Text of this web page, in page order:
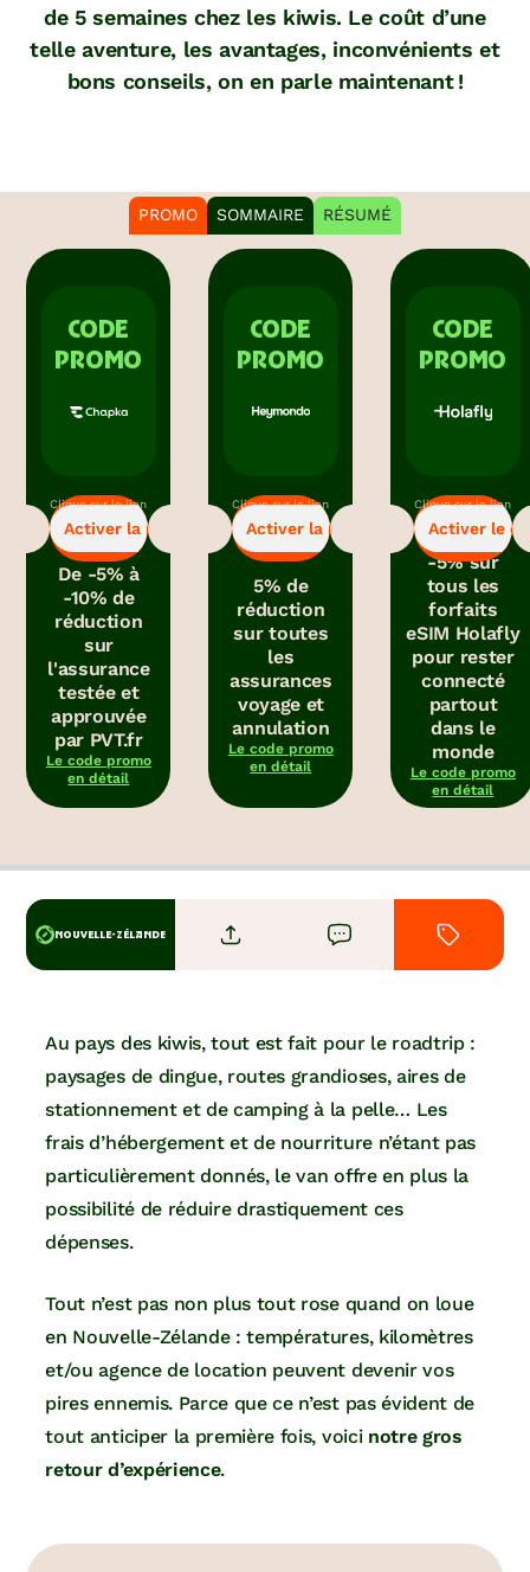
de 5 semaines chez les kiwis. Le coût d’une
telle aventure, les avantages, inconvénients et
bons conseils, on en parle maintenant !
PROMO SOMMAIRE RÉSUMÉ
CODE
PROMO
Activer la promo
-5%
Clique sur le lien
pour bénéficier
De -5% à
-10% de
réduction
sur
l'assurance
testée et
approuvée
par PVT.fr
Le code promo
en détail
CODE
PROMO
Activer la promo
-5%
Clique sur le lien
pour bénéficier
5% de
réduction
sur toutes
les
assurances
voyage et
annulation
Le code promo
en détail
CODE
PROMO
Activer le
-5%
Clique sur le lien
pour obtenir le
-5% sur
tous les
forfaits
eSIM Holafly
pour rester
connecté
partout
dans le
monde
Le code promo
en détail
NOUVELLE-ZÉLANDE
Au pays des kiwis, tout est fait pour le roadtrip :
paysages de dingue, routes grandioses, aires de
stationnement et de camping à la pelle… Les
frais d’hébergement et de nourriture n’étant pas
particulièrement donnés, le van offre en plus la
possibilité de réduire drastiquement ces
dépenses.
Tout n’est pas non plus tout rose quand on loue
en Nouvelle-Zélande : températures, kilomètres
et/ou agence de location peuvent devenir vos
pires ennemis. Parce que ce n’est pas évident de
tout anticiper la première fois, voici notre gros
retour d’expérience.